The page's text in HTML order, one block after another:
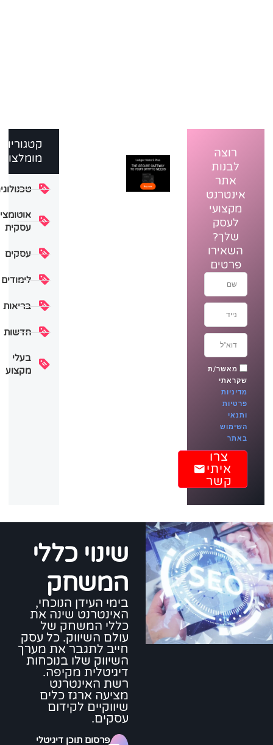
התנסות
חינם
קטגוריות
מומלצות
טכנולוגיה
אוטומציה
עסקית
עסקים
לימודים
בריאות
חדשות
בעלי
מקצוע
רוצה
לבנות
אתר
אינטרנט
מקצועי
לעסק
שלך?
השאירו
פרטים
מאשר/ת
שקראתי
מדיניות
פרטיות
ותנאי
השימוש
באתר
צרו
איתי
קשר
שינוי כללי
המשחק
בימי העידן הנוכחי,
האינטרנט שינה את
כללי המשחק של
עולם השיווק. כל עסק
חייב לתגבר את מערך
השיווק שלו בנוכחות
דיגיטלית מקיפה.
רשת האינטרנט
מציעה ארגז כלים
שיווקיים לקידום
עסקים.
פרסום תוכן דיגיטלי